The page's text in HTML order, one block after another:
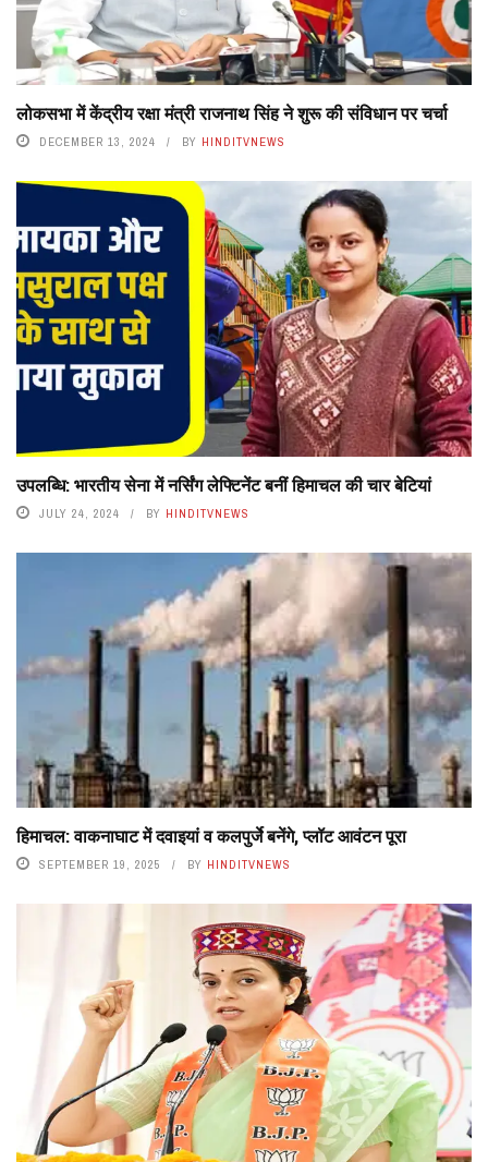
लोकसभा में केंद्रीय रक्षा मंत्री राजनाथ सिंह ने शुरू की संविधान पर चर्चा
DECEMBER 13, 2024 BY HINDITVNEWS
उपलब्धि: भारतीय सेना में नर्सिंग लेफ्टिनेंट बनीं हिमाचल की चार बेटियां
JULY 24, 2024 BY HINDITVNEWS
हिमाचल: वाकनाघाट में दवाइयां व कलपुर्जे बनेंगे, प्लॉट आवंटन पूरा
SEPTEMBER 19, 2025 BY HINDITVNEWS